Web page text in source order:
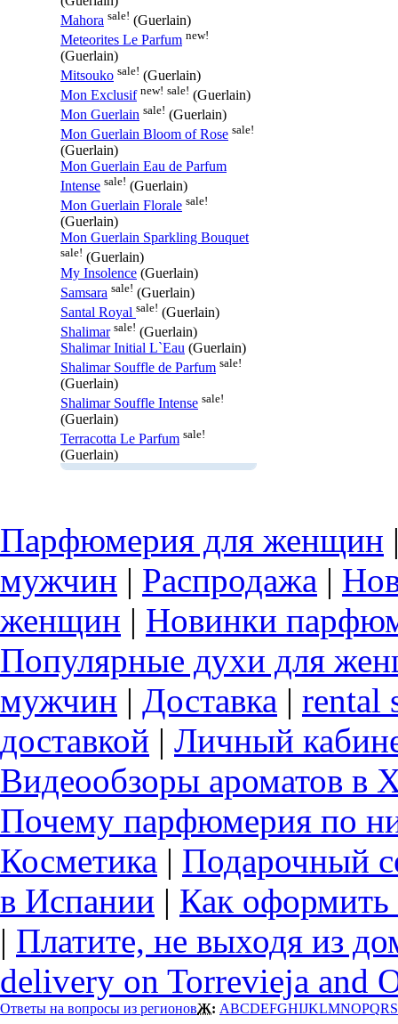
Mahora sale! (Guerlain)
Meteorites Le Parfum new!
(Guerlain)
Mitsouko sale! (Guerlain)
Mon Exclusif new! sale! (Guerlain)
Mon Guerlain sale! (Guerlain)
Mon Guerlain Bloom of Rose sale!
(Guerlain)
Mon Guerlain Eau de Parfum
Intense sale! (Guerlain)
Mon Guerlain Florale sale!
(Guerlain)
Mon Guerlain Sparkling Bouquet
sale! (Guerlain)
My Insolence (Guerlain)
Samsara sale! (Guerlain)
Santal Royal sale! (Guerlain)
Shalimar sale! (Guerlain)
Shalimar Initial L`Eau (Guerlain)
Shalimar Souffle de Parfum sale!
(Guerlain)
Shalimar Souffle Intense sale!
(Guerlain)
Terracotta Le Parfum sale!
(Guerlain)
Парфюмерия для женщин
мужчин | Распродажа |
женщин | Новинки
Популярные духи для
мужчин | Доставка | rental
доставкой | Личный
Видеообзоры ароматов в
Почему парфюмерия по
Косметика | Подарочный
в Испании | Как оформить
| Платите, не выходя из
delivery on Torrevieja and
Ответы на вопросы из регионовЖ: ABCDEFGHIJKLMNOPQRS